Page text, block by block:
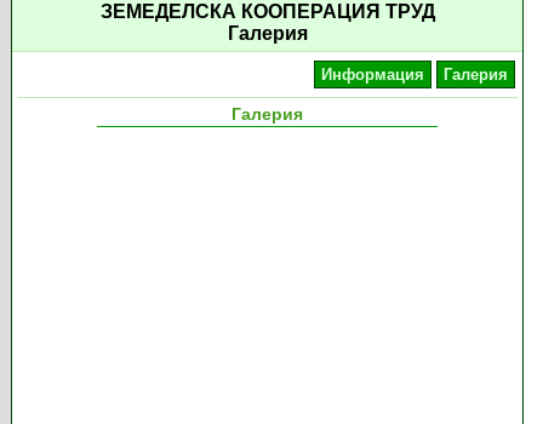
ЗЕМЕДЕЛСКА КООПЕРАЦИЯ ТРУД
Галерия
Информация Галерия
Галерия